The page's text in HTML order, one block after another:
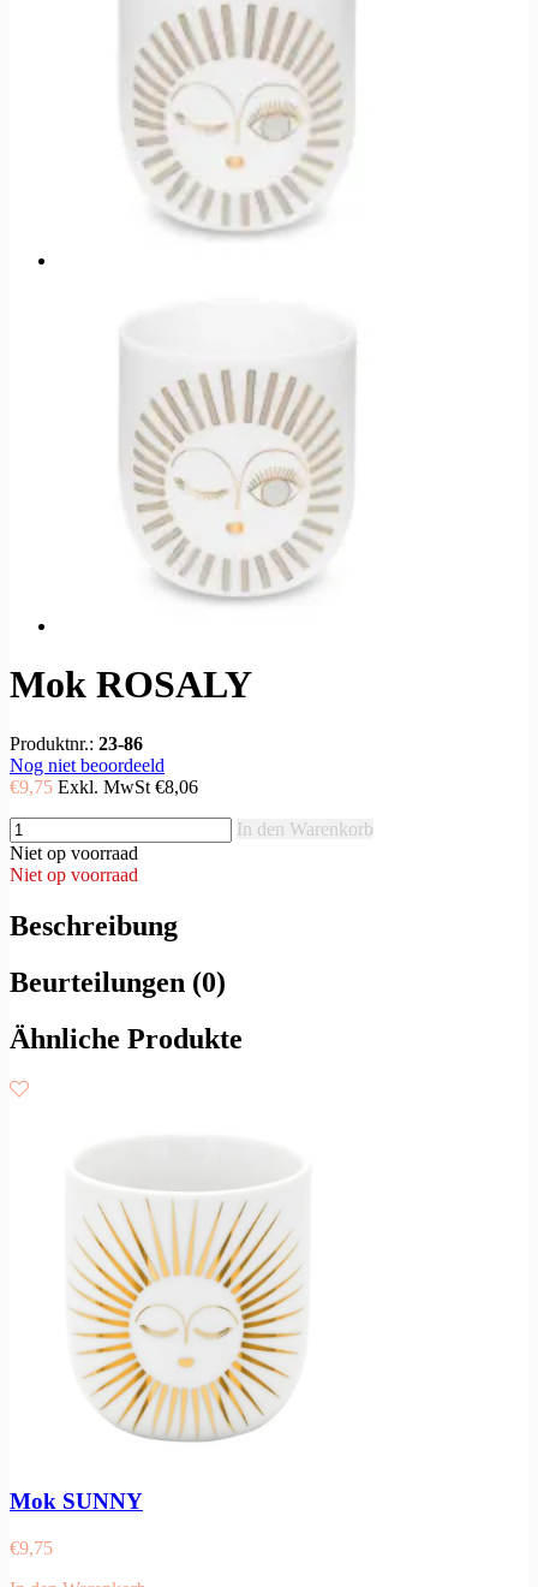
Mok ROSALY
Produktnr.: 23-86
Nog niet beoordeeld
€9,75 Exkl. MwSt €8,06
In den Warenkorb
Niet op voorraad
Niet op voorraad
Beschreibung
Beurteilungen (0)
Ähnliche Produkte
Mok SUNNY
€9,75